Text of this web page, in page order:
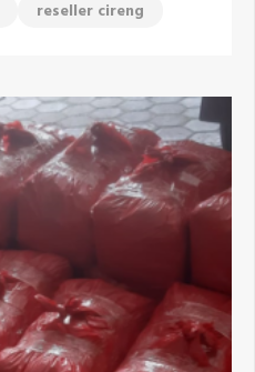
reseller cireng